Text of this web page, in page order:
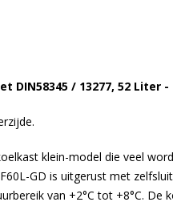
DIN58345 / 13277, 52 Liter -
klein-model die veel
GD is uitgerust met
van +2°C tot +8°C. De